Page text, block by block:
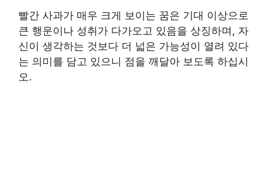
빨간 사과가 매우 크게 보이는 꿈은 기대 이상으로
큰 행운이나 성취가 다가오고 있음을 상징하며, 자
신이 생각하는 것보다 더 넓은 가능성이 열려 있다
는 의미를 담고 있으니 점을 깨달아 보도록 하십시
오.